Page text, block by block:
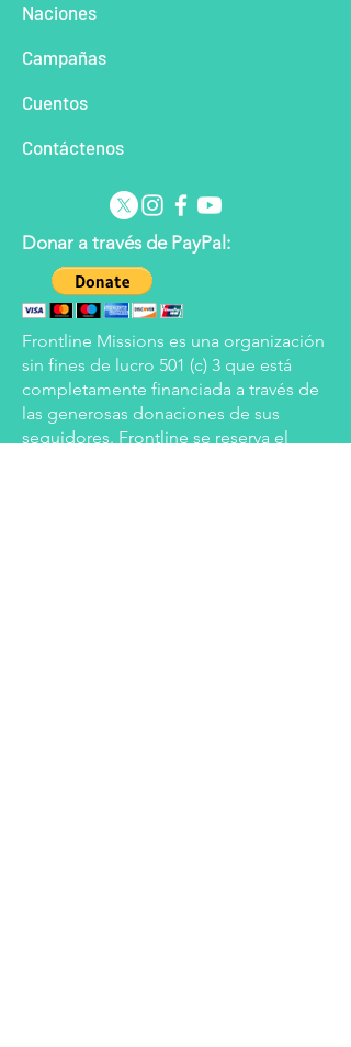
Naciones
Campañas
Cuentos
Contáctenos
Donar a través de PayPal:
Frontline Missions es una organización
sin fines de lucro 501 (c) 3 que está
completamente financiada a través de
las generosas donaciones de sus
seguidores. Frontline se reserva el